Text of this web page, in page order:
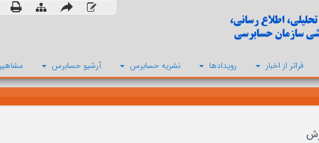
فراتر از اخبار رویدادها نشریه حسابرس آرشیو حسابرس